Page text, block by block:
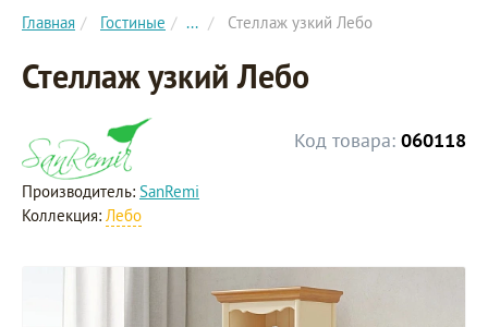
Главная Гостиные ... Стеллаж узкий Лебо
Стеллаж узкий Лебо
Код товара: 060118
Производитель: SanRemi
Коллекция: Лебо